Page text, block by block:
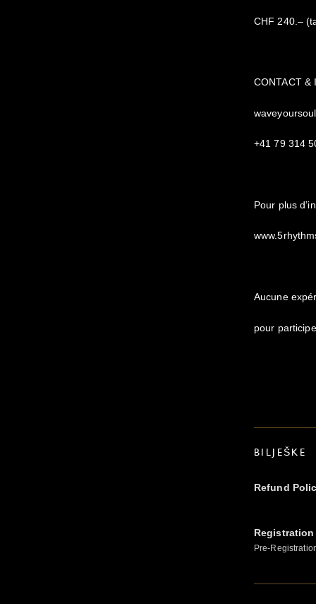
CHF 240.–
CONTACT &
+41 79 314
Pour plus
Aucune
pour
BILJEŠKE
Refund
Pre-